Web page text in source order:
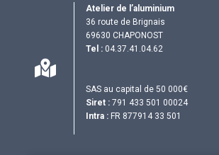
Atelier de l’aluminium
36 route de Brignais
69630 CHAPONOST
Tel : 04.37.41.04.62
SAS au capital de 50 000€
Siret : 791 433 501 00024
Intra : FR 877914 33 501